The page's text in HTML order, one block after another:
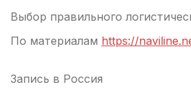
Выбор правильного
По материалам https://
Запись в Россия